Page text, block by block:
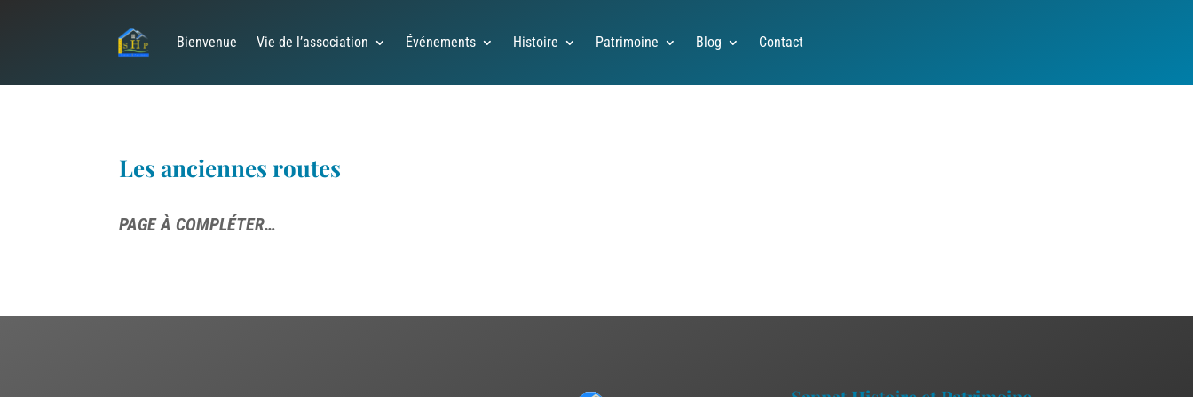
Bienvenue Vie de l’association Événements Histoire Patrimoine Blog Contact
Les anciennes routes
PAGE À COMPLÉTER…